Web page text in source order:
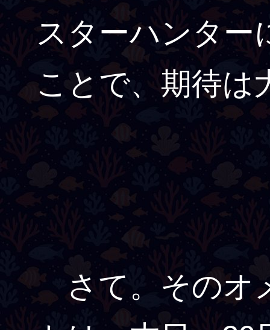
スターハンター
ことで、期待は
さて。そのオ